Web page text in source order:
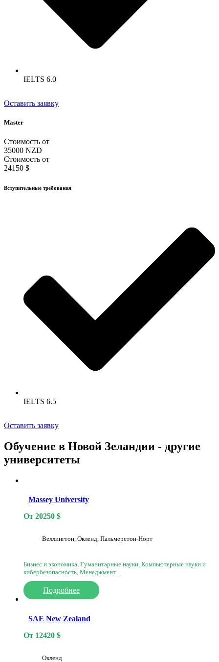
IELTS 6.0
Оставить заявку
Master
Стоимость от
35000 NZD
Стоимость от
24150 $
Вступительные требования
IELTS 6.5
Оставить заявку
Обучение в Новой Зеландии - другие
университеты
Massey University
От 20250 $
Веллингтон, Окленд, Пальмерстон-Норт
Бизнес и экономика, Гуманитарные науки, Компьютерные науки и
кибербезопасность, Менеджмент...
Подробнее
SAE New Zealand
От 12420 $
Окленд